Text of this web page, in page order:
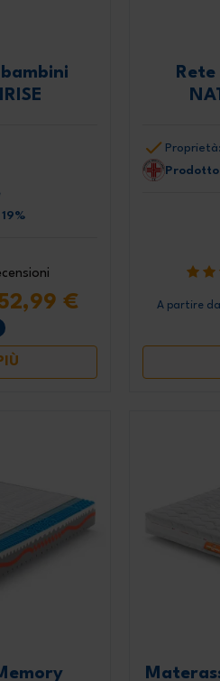
€
Proprietà:
A partire da